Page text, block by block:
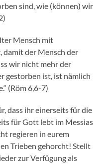
sind, wie (können) wir
Mensch mit
damit der Mensch der
wir nicht mehr der
gestorben ist, ist nämlich
(Röm 6,6-7)
dass ihr einerseits für die
für Gott lebt im Messias
regieren in eurem
Trieben gehorcht! Stellt
zur Verfügung als